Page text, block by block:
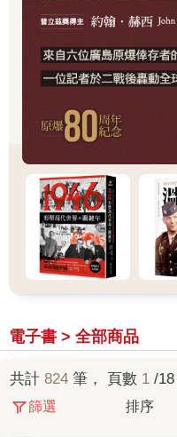
電子書 > 全部商品
共計 824 筆， 頁數 1 /18
篩選 排序